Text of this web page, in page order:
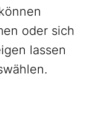
oder sich
lassen